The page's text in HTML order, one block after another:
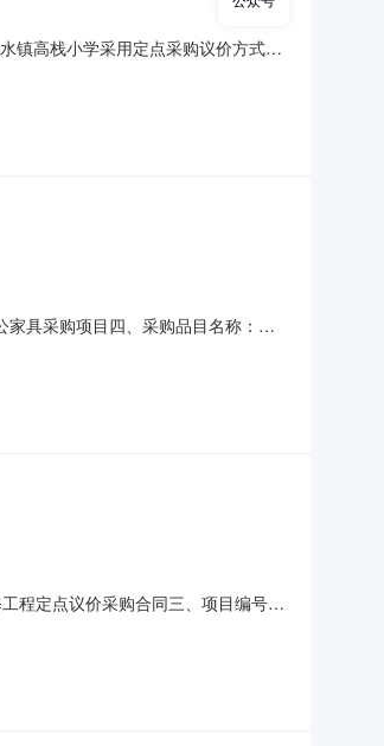
镇高栈小学采用定点采购议价方式实
桃木皮（0.6mm）拼花饰面，颜色
具采购项目四、采购品目名称：办
程定点议价采购合同三、项目编号：
六、合同主要信息主